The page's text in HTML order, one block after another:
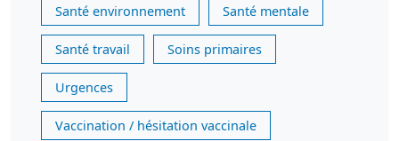
Santé environnement Santé mentale
Santé travail Soins primaires
Urgences
Vaccination / hésitation vaccinale